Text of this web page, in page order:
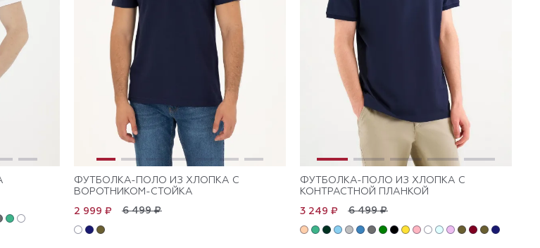
ФУТБОЛКА-ПОЛО ИЗ ХЛОПКА С
ВОРОТНИКОМ-СТОЙКА
6 499 ₽
2 999 ₽
ФУТБОЛКА-ПОЛО ИЗ ХЛОПКА С
КОНТРАСТНОЙ ПЛАНКОЙ
6 499 ₽
3 249 ₽